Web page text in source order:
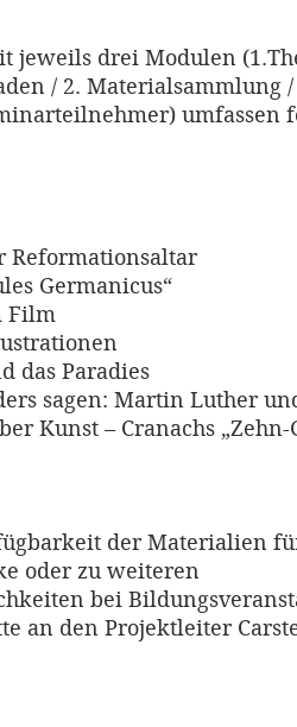
jeweils drei Modulen
/ 2. Materialsammlung
umfassen
Reformationsaltar
Germanicus“
Film
das Paradies
sagen: Martin Luther
Kunst – Cranachs „Zehn-
der Materialien
oder zu weiteren
bei
an den Projektleiter